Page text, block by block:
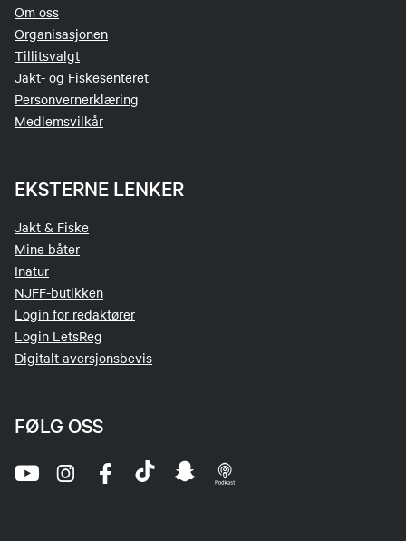
Om oss
Organisasjonen
Tillitsvalgt
Jakt- og Fiskesenteret
Personvernerklæring
Medlemsvilkår
EKSTERNE LENKER
Jakt & Fiske
Mine båter
Inatur
NJFF-butikken
Login for redaktører
Login LetsReg
Digitalt aversjonsbevis
FØLG OSS